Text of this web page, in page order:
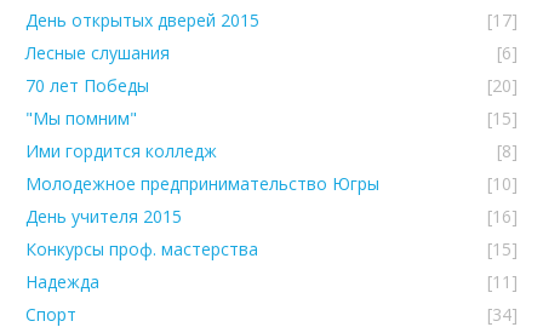
День открытых дверей 2015
[17]
Лесные слушания
[6]
70 лет Победы
[20]
"Мы помним"
[15]
Ими гордится колледж
[8]
Молодежное предпринимательство Югры
[10]
День учителя 2015
[16]
Конкурсы проф. мастерства
[15]
Надежда
[11]
Спорт
[34]